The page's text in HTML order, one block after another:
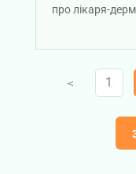
про лікаря-
V 1